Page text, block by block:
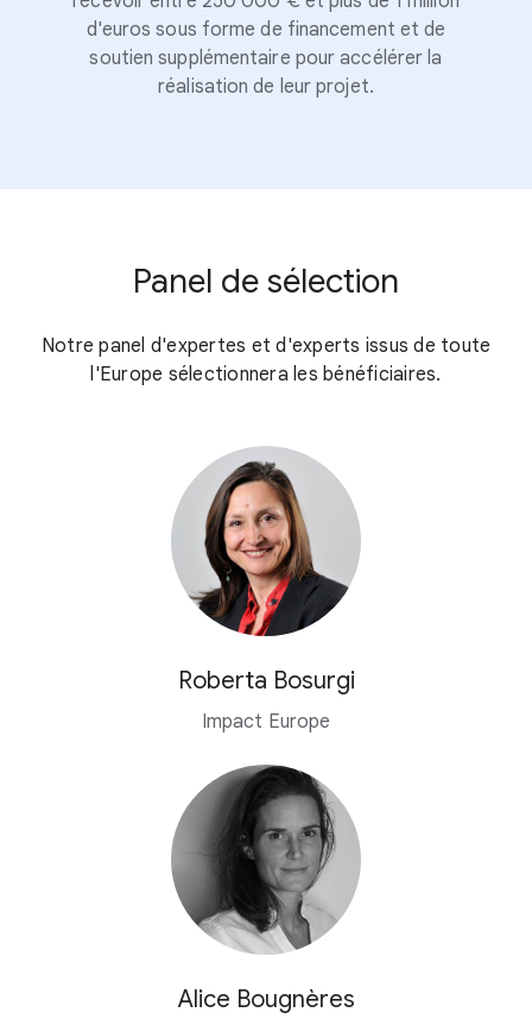
d'euros sous forme de financement et de
soutien supplémentaire pour accélérer la
réalisation de leur projet.
Panel de sélection
Notre panel d'expertes et d'experts issus de toute
l'Europe sélectionnera les bénéficiaires.
Roberta Bosurgi
Impact Europe
Alice Bougnères